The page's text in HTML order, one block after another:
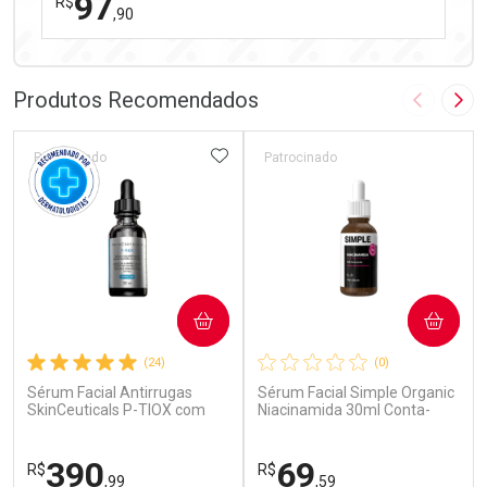
,90
Laboratório
Ativar Desconto
Comprar sem Desconto
Por Menos
Comprar sem Desconto
Produtos Recomendados Imagem
(24)
Sérum Facial Antirrugas
SkinCeuticals P-TIOX com
Patrocinado
R$390,99
ADICIONAR AOS FAVORITOS
COMPRAR
(0)
Sérum Facial Simple Organic
Niacinamida 30ml Conta-
Patrocinado
R$69,59
COMPRAR